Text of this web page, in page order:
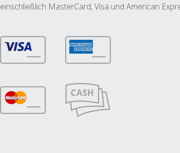
einschließlich MasterCard, Visa und American